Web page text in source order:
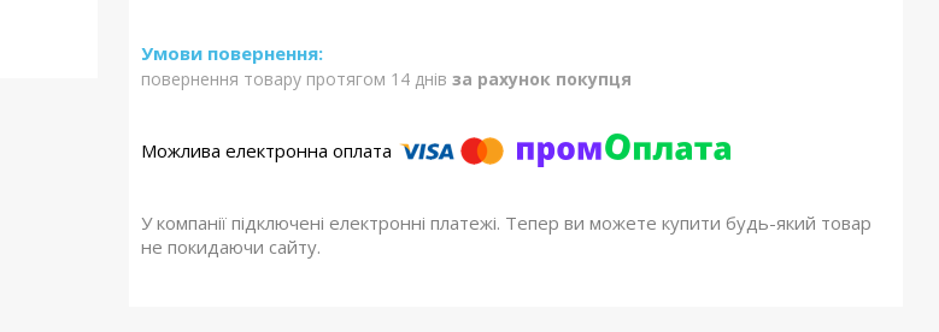
повернення товару протягом 14 днів за рахунок покупця
У компанії підключені електронні платежі. Тепер ви можете купити будь-який товар
не покидаючи сайту.